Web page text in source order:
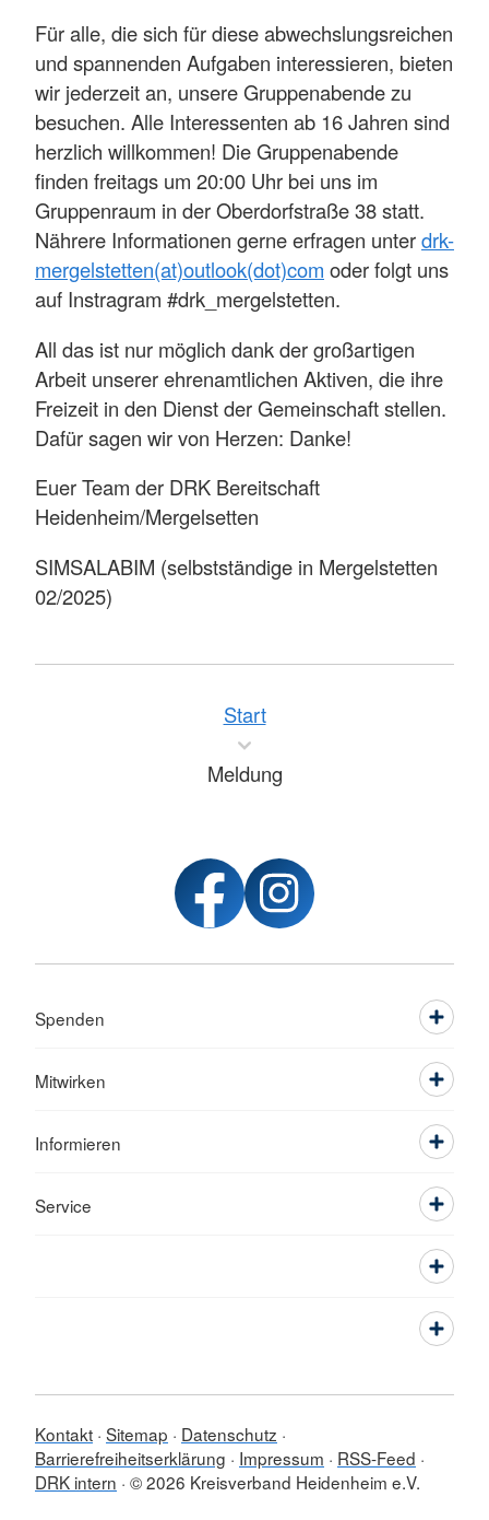
Für alle, die sich für diese abwechslungsreichen
und spannenden Aufgaben interessieren, bieten
wir jederzeit an, unsere Gruppenabende zu
besuchen. Alle Interessenten ab 16 Jahren sind
herzlich willkommen! Die Gruppenabende
finden freitags um 20:00 Uhr bei uns im
Gruppenraum in der Oberdorfstraße 38 statt.
Nährere Informationen gerne erfragen unterdrk-
mergelstetten(at)outlook(dot)com oder folgt uns
auf Instragram #drk_mergelstetten.
All das ist nur möglich dank der großartigen
Arbeit unserer ehrenamtlichen Aktiven, die ihre
Freizeit in den Dienst der Gemeinschaft stellen.
Dafür sagen wir von Herzen: Danke!
Euer Team der DRK Bereitschaft
Heidenheim/Mergelsetten
SIMSALABIM (selbstständige in Mergelstetten
02/2025)
Start
Meldung
Spenden
Mitwirken
Informieren
Service
Kontakt Sitemap
Datenschutz
Barrierefreiheitserklärung
Impressum
RSS-Feed
DRK intern © 2026 Kreisverband Heidenheim e.V.